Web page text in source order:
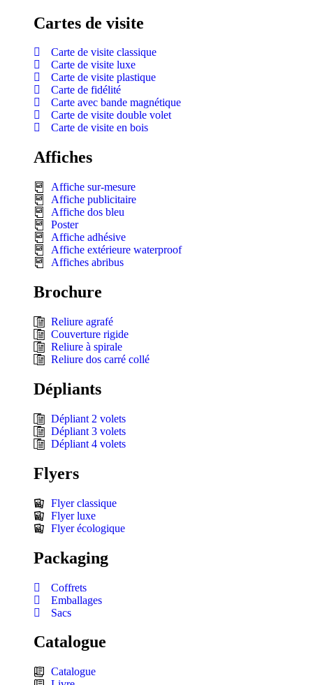
Cartes de visite
Carte de visite classique
Carte de visite luxe
Carte de visite plastique
Carte de fidélité
Carte avec bande magnétique
Carte de visite double volet
Carte de visite en bois
Affiches
Affiche sur-mesure
Affiche publicitaire
Affiche dos bleu
Poster
Affiche adhésive
Affiche extérieure waterproof
Affiches abribus
Brochure
Reliure agrafé
Couverture rigide
Reliure à spirale
Reliure dos carré collé
Dépliants
Dépliant 2 volets
Dépliant 3 volets
Dépliant 4 volets
Flyers
Flyer classique
Flyer luxe
Flyer écologique
Packaging
Coffrets
Emballages
Sacs
Catalogue
Catalogue